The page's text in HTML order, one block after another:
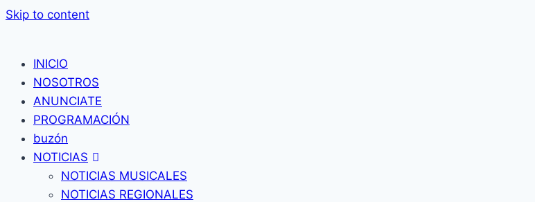
Skip to content
INICIO
NOSOTROS
ANUNCIATE
PROGRAMACIÓN
buzón
NOTICIAS
NOTICIAS MUSICALES
NOTICIAS REGIONALES